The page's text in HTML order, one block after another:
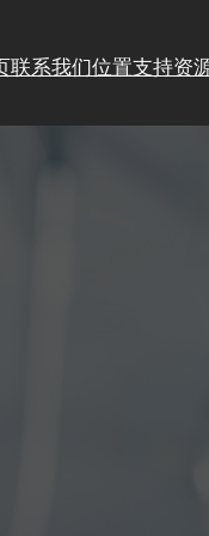
联系我们位置支持资